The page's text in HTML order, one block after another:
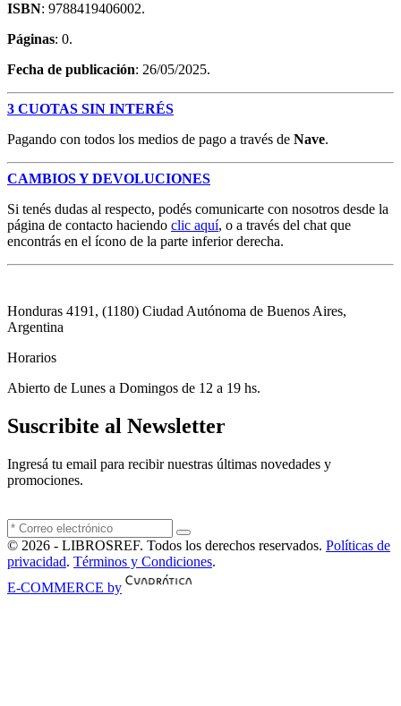
ISBN: 9788419406002.
Páginas: 0.
Fecha de publicación: 26/05/2025.
3 CUOTAS SIN INTERÉS
Pagando con todos los medios de pago a través de Nave.
CAMBIOS Y DEVOLUCIONES
Si tenés dudas al respecto, podés comunicarte con nosotros desde la
página de contacto haciendo clic aquí, o a través del chat que
encontrás en el ícono de la parte inferior derecha.
Honduras 4191, (1180) Ciudad Autónoma de Buenos Aires,
Argentina
Horarios
Abierto de Lunes a Domingos de 12 a 19 hs.
Suscribite al Newsletter
Ingresá tu email para recibir nuestras últimas novedades y
promociones.
© 2026 - LIBROSREF. Todos los derechos reservados. Políticas de
privacidad. Términos y Condiciones.
E-COMMERCE by